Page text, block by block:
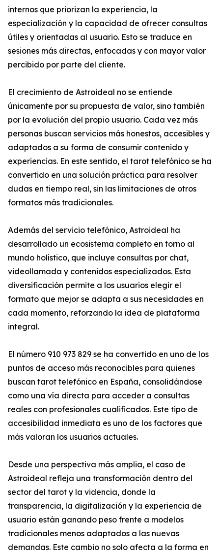
internos que priorizan la experiencia, la
especialización y la capacidad de ofrecer consultas
útiles y orientadas al usuario. Esto se traduce en
sesiones más directas, enfocadas y con mayor valor
percibido por parte del cliente.
El crecimiento de Astroideal no se entiende
únicamente por su propuesta de valor, sino también
por la evolución del propio usuario. Cada vez más
personas buscan servicios más honestos, accesibles y
adaptados a su forma de consumir contenido y
experiencias. En este sentido, el tarot telefónico se ha
convertido en una solución práctica para resolver
dudas en tiempo real, sin las limitaciones de otros
formatos más tradicionales.
Además del servicio telefónico, Astroideal ha
desarrollado un ecosistema completo en torno al
mundo holístico, que incluye consultas por chat,
videollamada y contenidos especializados. Esta
diversificación permite a los usuarios elegir el
formato que mejor se adapta a sus necesidades en
cada momento, reforzando la idea de plataforma
integral.
El número 910 973 829 se ha convertido en uno de los
puntos de acceso más reconocibles para quienes
buscan tarot telefónico en España, consolidándose
como una vía directa para acceder a consultas
reales con profesionales cualificados. Este tipo de
accesibilidad inmediata es uno de los factores que
más valoran los usuarios actuales.
Desde una perspectiva más amplia, el caso de
Astroideal refleja una transformación dentro del
sector del tarot y la videncia, donde la
transparencia, la digitalización y la experiencia de
usuario están ganando peso frente a modelos
tradicionales menos adaptados a las nuevas
demandas. Este cambio no solo afecta a la forma en